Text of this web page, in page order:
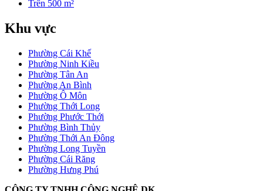
Trên 500 m²
Khu vực
Phường Cái Khế
Phường Ninh Kiều
Phường Tân An
Phường An Bình
Phường Ô Môn
Phường Thới Long
Phường Phước Thới
Phường Bình Thủy
Phường Thới An Đông
Phường Long Tuyền
Phường Cái Răng
Phường Hưng Phú